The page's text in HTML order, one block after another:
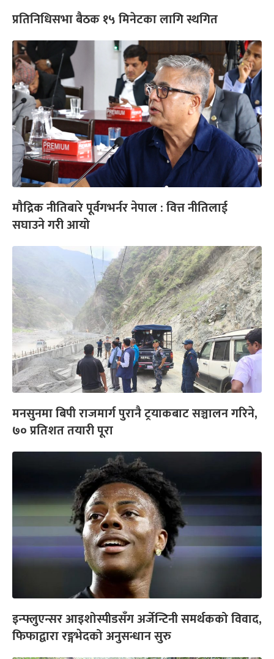
प्रतिनिधिसभा बैठक १५ मिनेटका लागि स्थगित
मौद्रिक नीतिबारे पूर्वगभर्नर नेपाल : वित्त नीतिलाई
सघाउने गरी आयो
मनसुनमा बिपी राजमार्ग पुरानै ट्रयाकबाट सञ्चालन गरिने,
७० प्रतिशत तयारी पूरा
इन्फ्लुएन्सर आइशोस्पीडसँग अर्जेन्टिनी समर्थकको विवाद,
फिफाद्वारा रङ्गभेदको अनुसन्धान सुरु